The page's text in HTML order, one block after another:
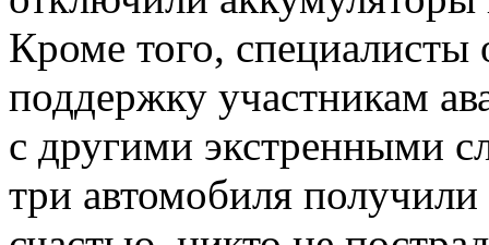
Кроме того, специалисты
поддержку участникам
с другими экстренными
три автомобиля